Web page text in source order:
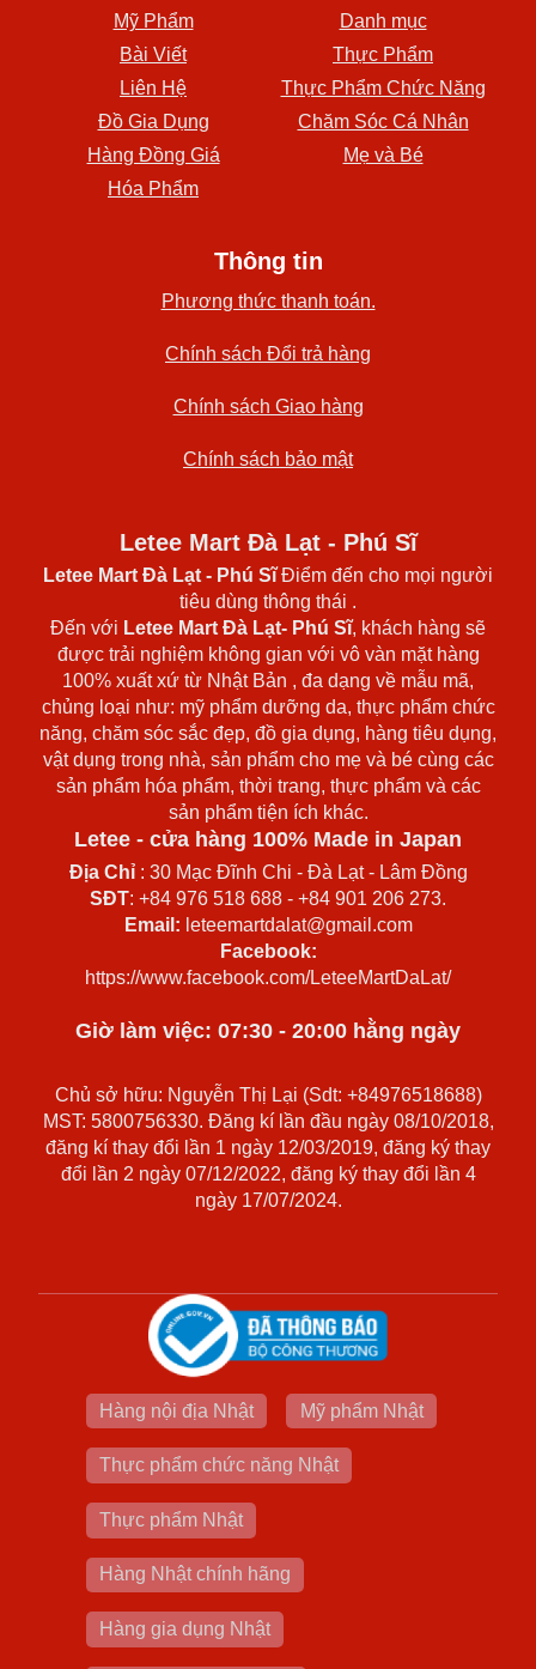
Mỹ Phẩm
Danh mục
Bài Viết
Thực Phẩm
Liên Hệ
Thực Phẩm Chức Năng
Đồ Gia Dụng
Chăm Sóc Cá Nhân
Hàng Đồng Giá
Mẹ và Bé
Hóa Phẩm
Thông tin
Phương thức thanh toán.
Chính sách Đổi trả hàng
Chính sách Giao hàng
Chính sách bảo mật
Letee Mart Đà Lạt - Phú Sĩ
Letee Mart Đà Lạt - Phú SĩĐiểm đến cho mọi người
tiêu dùng thông thái .
Đến với Letee Mart Đà Lạt- Phú Sĩ, khách hàng sẽ
được trải nghiệm không gian với vô vàn mặt hàng
100% xuất xứ từ Nhật Bản , đa dạng về mẫu mã,
chủng loại như: mỹ phẩm dưỡng da, thực phẩm chức
năng, chăm sóc sắc đẹp, đồ gia dụng, hàng tiêu dụng,
vật dụng trong nhà, sản phẩm cho mẹ và bé cùng các
sản phẩm hóa phẩm, thời trang, thực phẩm và các
sản phẩm tiện ích khác.
Letee - cửa hàng 100% Made in Japan
Địa Chỉ: 30 Mạc Đĩnh Chi - Đà Lạt - Lâm Đồng
SĐT: +84 976 518 688 - +84 901 206 273.
Email: leteemartdalat@gmail.com
Facebook:
https://www.facebook.com/LeteeMartDaLat/
Giờ làm việc: 07:30 - 20:00 hằng ngày
Chủ sở hữu: Nguyễn Thị Lại (Sdt: +84976518688)
MST: 5800756330. Đăng kí lần đầu ngày 08/10/2018,
đăng kí thay đổi lần 1 ngày 12/03/2019, đăng ký thay
đổi lần 2 ngày 07/12/2022, đăng ký thay đổi lần 4
ngày 17/07/2024.
Hàng nội địa Nhật Mỹ phẩm Nhật
Thực phẩm chức năng Nhật
Thực phẩm Nhật
Hàng Nhật chính hãng
Hàng gia dụng Nhật